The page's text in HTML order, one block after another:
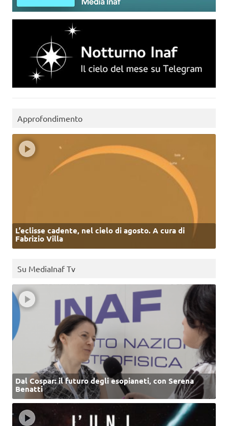
Approfondimento
L’eclisse cadente, nel cielo di agosto. A cura di
Fabrizio Villa
Su MediaInaf Tv
Dal Cospar: il futuro degli esopianeti, con Serena
Benatti